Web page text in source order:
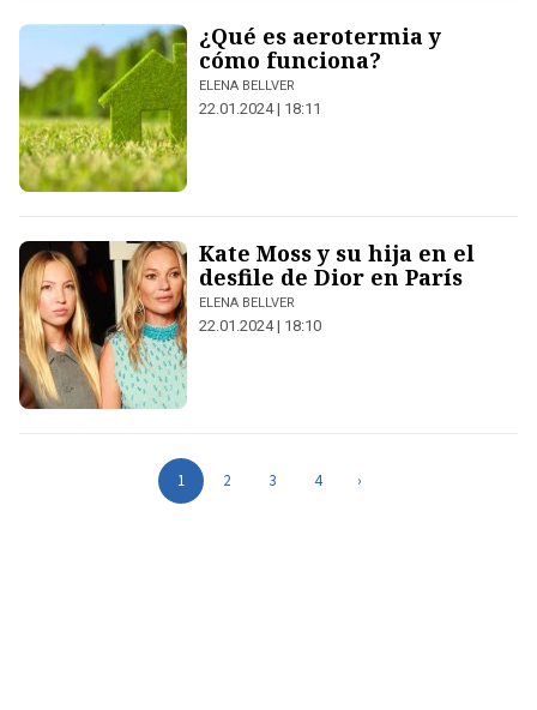
¿Qué es aerotermia y
cómo funciona?
ELENA BELLVER
22.01.2024 | 18:11
Kate Moss y su hija en el
desfile de Dior en París
ELENA BELLVER
22.01.2024 | 18:10
1 2 3 4 ›